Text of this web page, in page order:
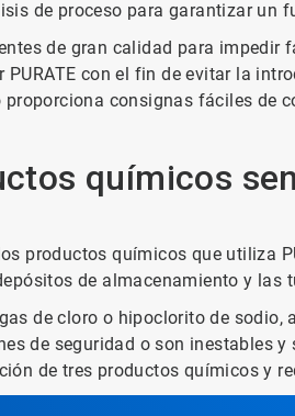
de proceso para garantizar un
de gran calidad para
con el fin de evitar la
proporciona consignas fáciles
químicos
productos químicos que
de almacenamiento y las
de cloro o hipoclorito de
de seguridad o son inestables
de tres productos químicos y